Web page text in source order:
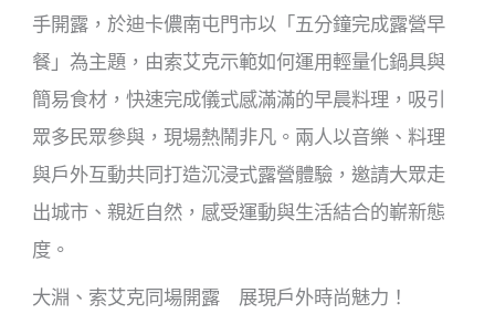
手開露， 於迪卡儂南屯門市以「五分鐘完成露營早
餐」為主題，由索艾克示範如何運用輕量化鍋具與
簡易食材，快速完成儀式感滿滿的早晨料理 ，吸引
眾多民眾參與，現場熱鬧非凡 。兩人以音樂、料理
與戶外互動共同打造沉浸式露營體驗，邀請大眾走
出城市、親近自然，感受運動與生活結合的嶄新態
度。
大淵、索艾克同場開露 展現戶外時尚魅力 ！